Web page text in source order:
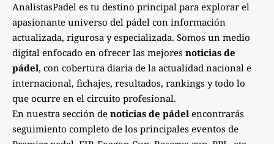
AnalistasPadel es tu destino principal para explorar el
apasionante universo del pádel con información
actualizada, rigurosa y especializada. Somos un medio
digital enfocado en ofrecer las mejores noticias de
pádel, con cobertura diaria de la actualidad nacional e
internacional, fichajes, resultados, rankings y todo lo
que ocurre en el circuito profesional.
En nuestra sección de noticias de pádel encontrarás
seguimiento completo de los principales eventos de